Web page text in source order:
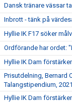
Dansk tränare vässar
Inbrott - tänk på
Hyllie IK F17 söker
Ordförande har ordet:
Hyllie IK Dam
Prisutdelning, Bernard
Talangstipendium, 2021
Hyllie IK Dam